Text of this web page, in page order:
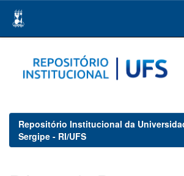
navigation
Repositório Institucional da
Sergipe - RI/UFS